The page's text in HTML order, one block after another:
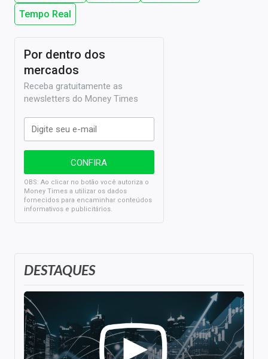
Tempo Real
DESTAQUES
Por dentro dos
mercados
Receba gratuitamente as
newsletters do Money Times
OBS: Ao clicar no botão você autoriza o
Money Times a utilizar os dados
fornecidos para encaminhar conteúdos
informativos e publicitários.